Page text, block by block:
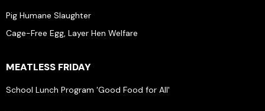
Pig Humane Slaughter
Cage-Free Egg, Layer Hen Welfare
MEATLESS FRIDAY
School Lunch Program 'Good Food for All'